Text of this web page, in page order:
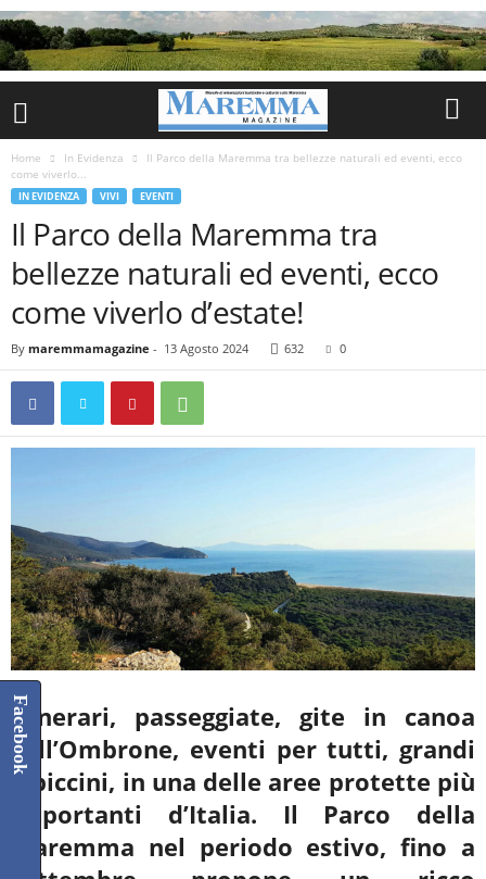
Home In Evidenza
Il Parco della Maremma tra bellezze naturali ed eventi, ecco
come viverlo...
IN EVIDENZA VIVI EVENTI
Il Parco della Maremma tra
bellezze naturali ed eventi, ecco
come viverlo d’estate!
By maremmamagazine - 13 Agosto 2024 632 0
Itinerari, passeggiate, gite in canoa
sull’Ombrone, eventi per tutti, grandi
e piccini, in una delle aree protette più
importanti d’Italia. Il Parco della
Maremma nel periodo estivo, fino a
Facebook